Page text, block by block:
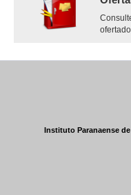
Instituto Paranaense